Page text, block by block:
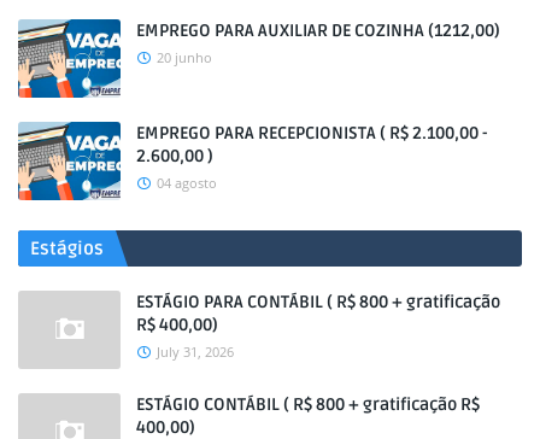
EMPREGO PARA AUXILIAR DE COZINHA (1212,00)
20 junho
EMPREGO PARA RECEPCIONISTA ( R$ 2.100,00 -
2.600,00 )
04 agosto
Estágios
ESTÁGIO PARA CONTÁBIL ( R$ 800 + gratificação
R$ 400,00)
July 31, 2026
ESTÁGIO CONTÁBIL ( R$ 800 + gratificação R$
400,00)